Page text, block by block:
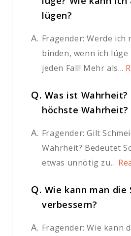
lügen?
A. Fragender: Werde ich
binden, wenn ich lüge
jeden Fall! Mehr als...
Q. Was ist
höchste Wahrheit?
A. Fragender: Gilt
Wahrheit? Bedeutet
etwas unnötig zu...
Q. Wie kann man die
verbessern?
A. Fragender: Wie kann